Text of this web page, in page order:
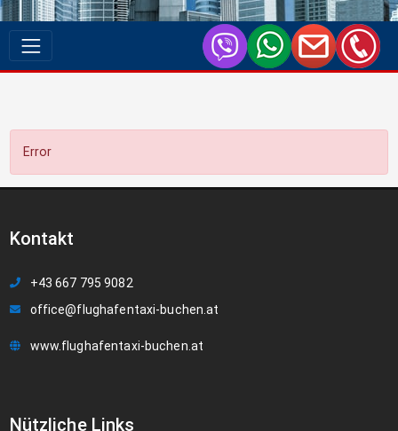
Error
Kontakt
+43 667 795 9082
office@flughafentaxi-buchen.at
www.flughafentaxi-buchen.at
Nützliche Links